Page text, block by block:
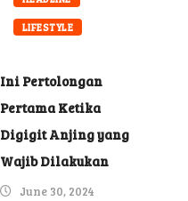
LIFESTYLE
Ini Pertolongan
Pertama Ketika
Digigit Anjing yang
Wajib Dilakukan
June 30, 2024